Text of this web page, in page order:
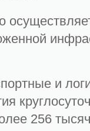
и
256